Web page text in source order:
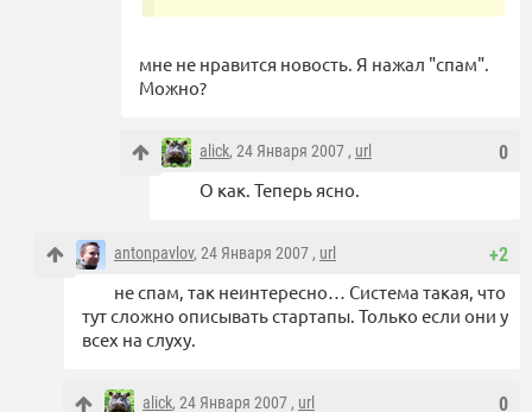
мне не нравится новость. Я нажал "спам".
Можно?
0
alick, 24 Января 2007 , url
О как. Теперь ясно.
+2
antonpavlov, 24 Января 2007 , url
не спам, так неинтересно… Система такая, что
тут сложно описывать стартапы. Только если они у
всех на слуху.
0
alick, 24 Января 2007 , url